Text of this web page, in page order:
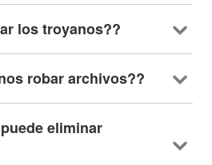
los troyanos??
robar archivos??
eliminar